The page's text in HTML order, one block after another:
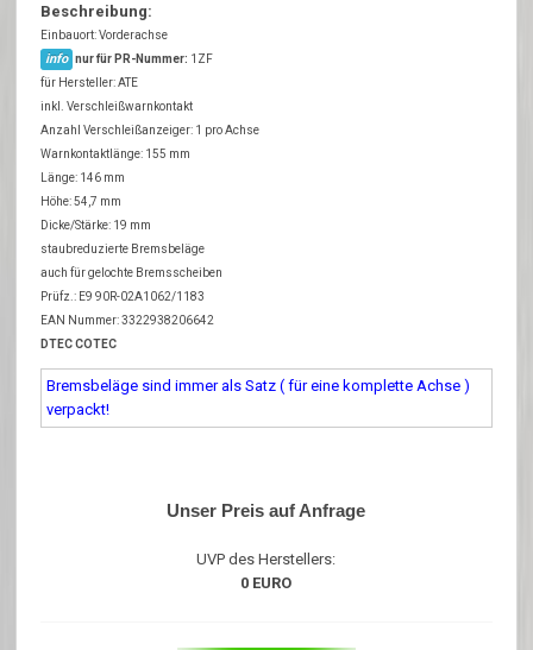
Beschreibung:
Einbauort: Vorderachse
info nur für PR-Nummer: 1ZF
für Hersteller: ATE
inkl. Verschleißwarnkontakt
Anzahl Verschleißanzeiger: 1 pro Achse
Warnkontaktlänge: 155 mm
Länge: 146 mm
Höhe: 54,7 mm
Dicke/Stärke: 19 mm
staubreduzierte Bremsbeläge
auch für gelochte Bremsscheiben
Prüfz.: E9 90R-02A1062/1183
EAN Nummer: 3322938206642
DTEC COTEC
Bremsbeläge sind immer als Satz ( für eine komplette Achse )
verpackt!
Unser Preis auf Anfrage
UVP des Herstellers:
0 EURO